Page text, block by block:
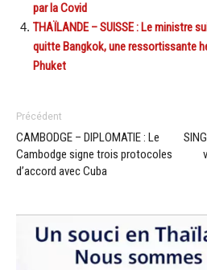
par la Covid
THAÏLANDE – SUISSE : Le ministre
quitte Bangkok, une ressortissante
Phuket
Précédent
CAMBODGE – DIPLOMATIE : Le
Cambodge signe trois protocoles
d’accord avec Cuba